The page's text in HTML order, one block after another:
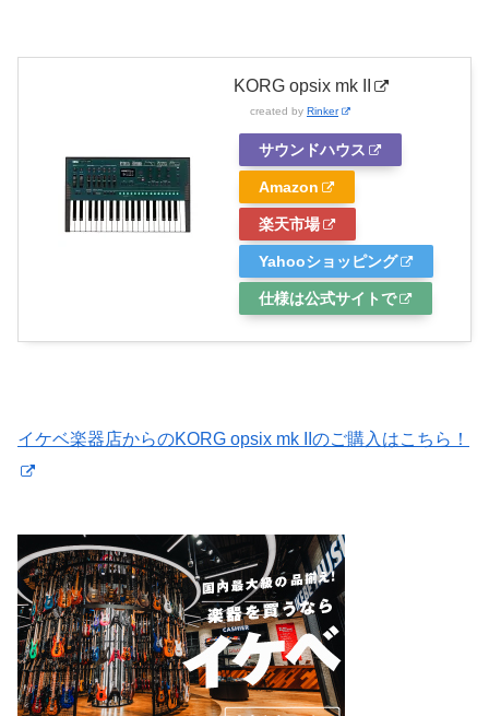
KORG opsix mk II
created by Rinker
サウンドハウス
Amazon
楽天市場
Yahooショッピング
仕様は公式サイトで
イケベ楽器店からのKORG opsix mk IIのご購入はこちら！